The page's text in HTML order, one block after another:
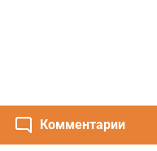
Комментарии